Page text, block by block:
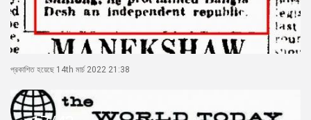
প্রকাশিত হয়েছে 14th মার্চ 2022 21:38